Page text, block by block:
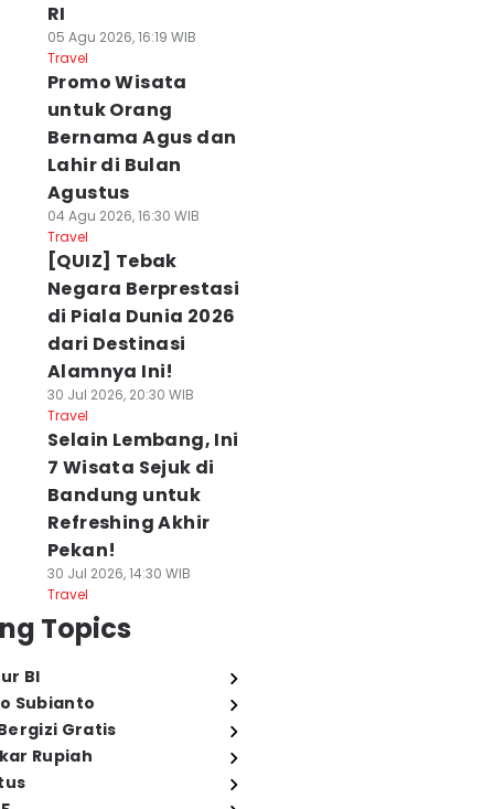
RI
05 Agu 2026, 16:19 WIB
Travel
Promo Wisata
untuk Orang
Bernama Agus dan
Lahir di Bulan
Agustus
04 Agu 2026, 16:30 WIB
Travel
[QUIZ] Tebak
Negara Berprestasi
di Piala Dunia 2026
dari Destinasi
Alamnya Ini!
30 Jul 2026, 20:30 WIB
Travel
Selain Lembang, Ini
7 Wisata Sejuk di
Bandung untuk
Refreshing Akhir
Pekan!
30 Jul 2026, 14:30 WIB
Travel
Topics
BI
Subianto
Gratis
Rupiah